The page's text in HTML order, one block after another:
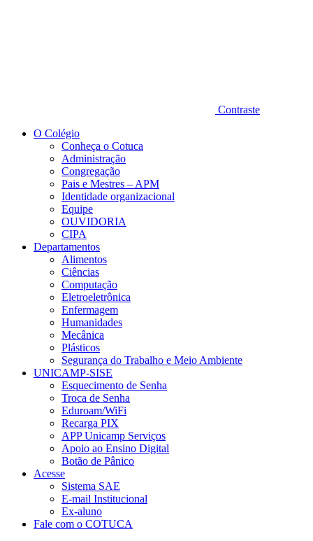
Contraste
O Colégio
Conheça o Cotuca
Administração
Congregação
Pais e Mestres – APM
Identidade organizacional
Equipe
OUVIDORIA
CIPA
Departamentos
Alimentos
Ciências
Computação
Eletroeletrônica
Enfermagem
Humanidades
Mecânica
Plásticos
Segurança do Trabalho e Meio Ambiente
UNICAMP-SISE
Esquecimento de Senha
Troca de Senha
Eduroam/WiFi
Recarga PIX
APP Unicamp Serviços
Apoio ao Ensino Digital
Botão de Pânico
Acesse
Sistema SAE
E-mail Institucional
Ex-aluno
Fale com o COTUCA